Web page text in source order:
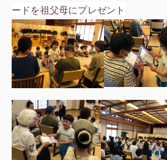
ードを祖父母にプレゼント